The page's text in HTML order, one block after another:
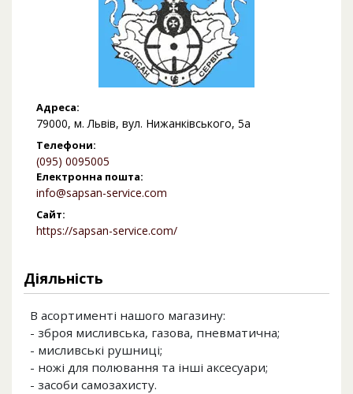
Адреса:
79000, м. Львів, вул. Нижанківського, 5а
Телефони:
(095) 0095005
Електронна пошта:
info@sapsan-service.com
Сайт:
https://sapsan-service.com/
Діяльність
В асортименті нашого магазину:
- зброя мисливська, газова, пневматична;
- мисливські рушниці;
- ножі для полювання та інші аксесуари;
- засоби самозахисту.